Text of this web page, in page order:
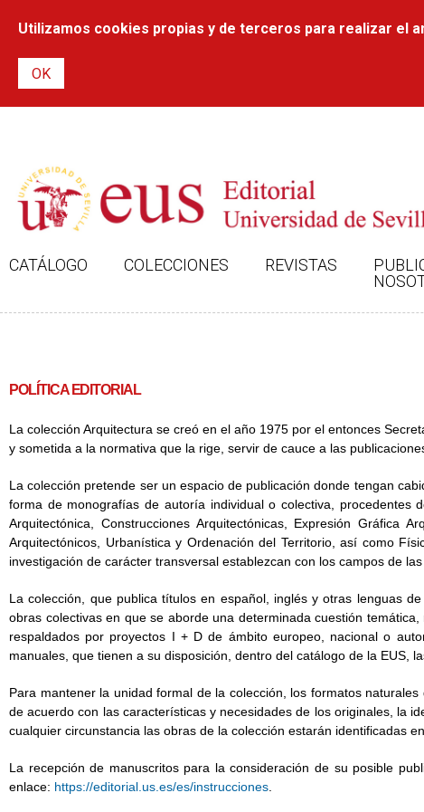
Utilizamos cookies propias y de terceros para realizar el
CATÁLOGO COLECCIONES REVISTAS
POLÍTICA EDITORIAL
La colección Arquitectura se creó en el año 1975 por el entonces
y sometida a la normativa que la rige, servir de cauce a las
La colección pretende ser un espacio de publicación donde tengan
forma de monografías de autoría individual o colectiva, procedentes
Arquitectónica, Construcciones Arquitectónicas, Expresión Gráfica
Arquitectónicos, Urbanística y Ordenación del Territorio, así como
investigación de carácter transversal establezcan con los campos de
La colección, que publica títulos en español, inglés y otras lenguas
obras colectivas en que se aborde una determinada cuestión
respaldados por proyectos I + D de ámbito europeo, nacional o
manuales, que tienen a su disposición, dentro del catálogo de la EUS,
Para mantener la unidad formal de la colección, los formatos
de acuerdo con las características y necesidades de los originales, la
cualquier circunstancia las obras de la colección estarán identificadas
La recepción de manuscritos para la consideración de su posible
enlace: https://editorial.us.es/es/instrucciones